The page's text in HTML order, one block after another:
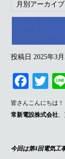
月別アーカイ
投稿日 2025年3月
Fa
ce
bo
T
wi
tte
皆さんこんにちは！
常新電設株式会社
今回は第4回電気工